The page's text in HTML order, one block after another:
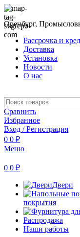
Оренбург,
Рассрочка и
Доставка
Установка
Новости
О нас
Сравнить
Избранное
Вход / Регистрация
0 0 ₽
Меню
0 0 ₽
Двери
покрытия
Распродажа
Наши работы